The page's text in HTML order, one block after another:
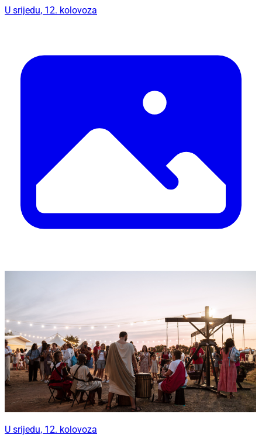
U srijedu, 12. kolovoza
U srijedu, 12. kolovoza